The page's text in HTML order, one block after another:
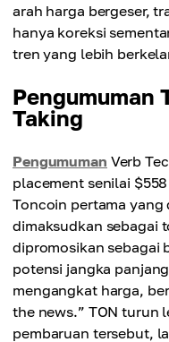
arah harga bergeser,
hanya koreksi
tren yang lebih
Pengumuman
Taking
Pengumuman Verb
placement senilai
Toncoin pertama
dimaksudkan sebagai
dipromosikan sebagai
potensi jangka
mengangkat harga,
the news.” TON turun
pembaruan tersebut,